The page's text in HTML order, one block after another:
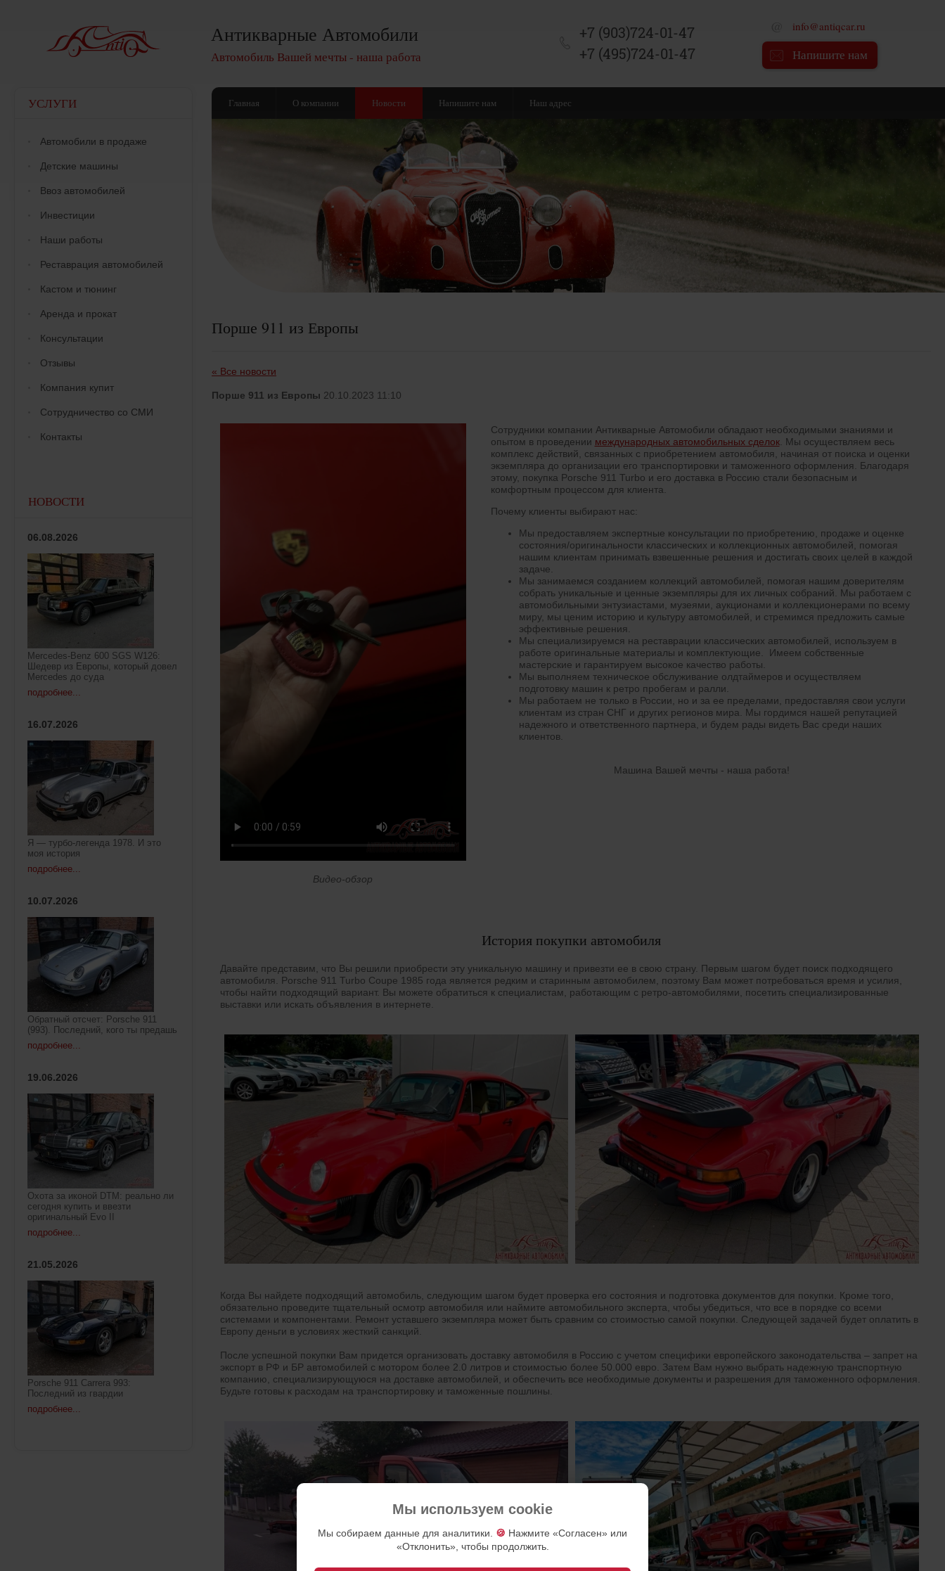
Антикварные Автомобили
Автомобиль Вашей мечты - наша работа
info@antiqcar.ru
Напишите нам
+7 (903)724-01-47
+7 (495)724-01-47
Главная О компании Новости Напишите нам Наш адрес
Порше 911 из Европы
« Все новости
Порше 911 из Европы 20.10.2023 11:10
Видео-обзор
Сотрудники компании Антикварные Автомобили обладают необходимыми знаниями и
опытом в проведении международных автомобильных сделок. Мы осуществляем весь
комплекс действий, связанных с приобретением автомобиля, начиная от поиска и оценки
экземпляра до организации его транспортировки и таможенного оформления. Благодаря
этому, покупка Porsche 911 Turbo и его доставка в Россию стали безопасным и
комфортным процессом для клиента.
Почему клиенты выбирают нас:
Мы предоставляем экспертные консультации по приобретению, продаже и оценке
состояния/оригинальности классических и коллекционных автомобилей, помогая
нашим клиентам принимать взвешенные решения и достигать своих целей в каждой
задаче.
Мы занимаемся созданием коллекций автомобилей, помогая нашим доверителям
собрать уникальные и ценные экземпляры для их личных собраний. Мы работаем с
автомобильными энтузиастами, музеями, аукционами и коллекционерами по всему
миру, мы ценим историю и культуру автомобилей, и стремимся предложить самые
эффективные решения.
Мы специализируемся на реставрации классических автомобилей, используем в
работе оригинальные материалы и комплектующие. Имеем собственные
мастерские и гарантируем высокое качество работы.
Мы выполняем техническое обслуживание олдтаймеров и осуществляем
подготовку машин к ретро пробегам и ралли.
Мы работаем не только в России, но и за ее пределами, предоставляя свои услуги
клиентам из стран СНГ и других регионов мира. Мы гордимся нашей репутацией
надежного и ответственного партнера, и будем рады видеть Вас среди наших
клиентов.
Машина Вашей мечты - наша работа!
История покупки автомобиля
Давайте представим, что Вы решили приобрести эту уникальную машину и привезти ее в свою страну. Первым шагом будет поиск подходящего
автомобиля. Porsche 911 Turbo Coupe 1985 года является редким и старинным автомобилем, поэтому Вам может потребоваться время и усилия,
чтобы найти подходящий вариант. Вы можете обратиться к специалистам, работающим с ретро-автомобилями, посетить специализированные
выставки или искать объявления в интернете.
Когда Вы найдете подходящий автомобиль, следующим шагом будет проверка его состояния и подготовка документов для покупки. Кроме того,
обязательно проведите тщательный осмотр автомобиля или наймите автомобильного эксперта, чтобы убедиться, что все в порядке со всеми
системами и компонентами. Ремонт уставшего экземпляра может быть сравним со стоимостью самой покупки. Следующей задачей будет оплатить в
Европу деньги в условиях жесткий санкций.
После успешной покупки Вам придется организовать доставку автомобиля в Россию с учетом специфики европейского законодательства – запрет на
экспорт в РФ и БР автомобилей с мотором более 2.0 литров и стоимостью более 50.000 евро. Затем Вам нужно выбрать надежную транспортную
компанию, специализирующуюся на доставке автомобилей, и обеспечить все необходимые документы и разрешения для таможенного оформления.
Будьте готовы к расходам на транспортировку и таможенные пошлины.
УСЛУГИ
Автомобили в продаже
Детские машины
Ввоз автомобилей
Инвестиции
Наши работы
Реставрация автомобилей
Кастом и тюнинг
Аренда и прокат
Консультации
Отзывы
Компания купит
Сотрудничество со СМИ
Контакты
НОВОСТИ
06.08.2026
Mercedes-Benz 600 SGS W126:
Шедевр из Европы, который довел
Mercedes до суда
подробнее...
16.07.2026
Я — турбо-легенда 1978. И это
моя история
подробнее...
10.07.2026
Обратный отсчет: Porsche 911
(993). Последний, кого ты предашь
подробнее...
19.06.2026
Охота за иконой DTM: реально ли
сегодня купить и ввезти
оригинальный Evo II
подробнее...
21.05.2026
Porsche 911 Carrera 993:
Последний из гвардии
подробнее...
Мы используем cookie
Мы собираем данные для аналитики. 🍪 Нажмите «Согласен» или
«Отклонить», чтобы продолжить.